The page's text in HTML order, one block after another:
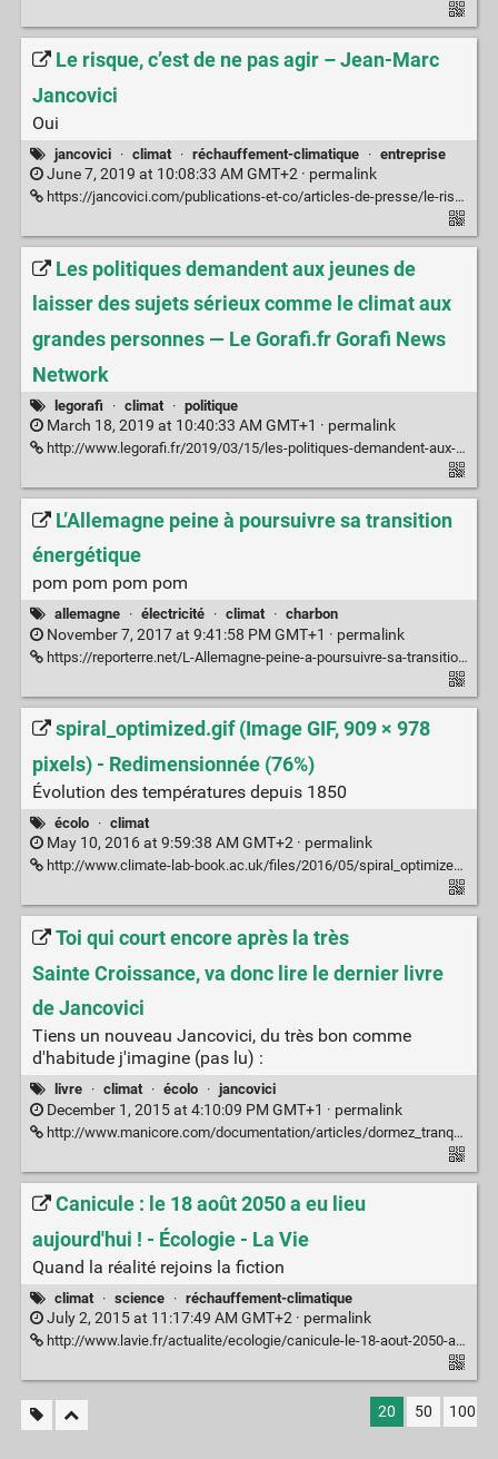
Le risque, c’est de ne pas agir – Jean-Marc
Jancovici
Oui
jancovici · climat · réchauffement-climatique · entreprise
June 7, 2019 at 10:08:33 AM GMT+2 · permalink
https://jancovici.com/publications-et-co/articles-de-presse/le-risque-cest-de-ne-pas-agir/
Les politiques demandent aux jeunes de
laisser des sujets sérieux comme le climat aux
grandes personnes — Le Gorafi.fr Gorafi News
Network
legorafi · climat · politique
March 18, 2019 at 10:40:33 AM GMT+1 · permalink
http://www.legorafi.fr/2019/03/15/les-politiques-demandent-aux-jeunes-de-laisser-des-sujets-serieux-comme-le-climat-aux-grandes-personnes/
L’Allemagne peine à poursuivre sa transition
énergétique
pom pom pom pom
allemagne · électricité · climat · charbon
November 7, 2017 at 9:41:58 PM GMT+1 · permalink
https://reporterre.net/L-Allemagne-peine-a-poursuivre-sa-transition-energetique
spiral_optimized.gif (Image GIF, 909 × 978
pixels) - Redimensionnée (76%)
Évolution des températures depuis 1850
écolo · climat
May 10, 2016 at 9:59:38 AM GMT+2 · permalink
http://www.climate-lab-book.ac.uk/files/2016/05/spiral_optimized.gif
Toi qui court encore après la très
Sainte Croissance, va donc lire le dernier livre
de Jancovici
Tiens un nouveau Jancovici, du très bon comme
d'habitude j'imagine (pas lu) :
livre · climat · écolo · jancovici
December 1, 2015 at 4:10:09 PM GMT+1 · permalink
http://www.manicore.com/documentation/articles/dormez_tranquilles.html
Canicule : le 18 août 2050 a eu lieu
aujourd'hui ! - Écologie - La Vie
Quand la réalité rejoins la fiction
climat · science · réchauffement-climatique
July 2, 2015 at 11:17:49 AM GMT+2 · permalink
http://www.lavie.fr/actualite/ecologie/canicule-le-18-aout-2050-a-eu-lieu-aujourd-hui-01-07-2015-64729_8.php
20 50 100